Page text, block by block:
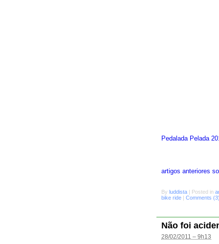
Pedalada Pelada
artigos anteriores
By luddista | Posted in
bike ride | Comments
Não foi
28/02/2011 – 9h13